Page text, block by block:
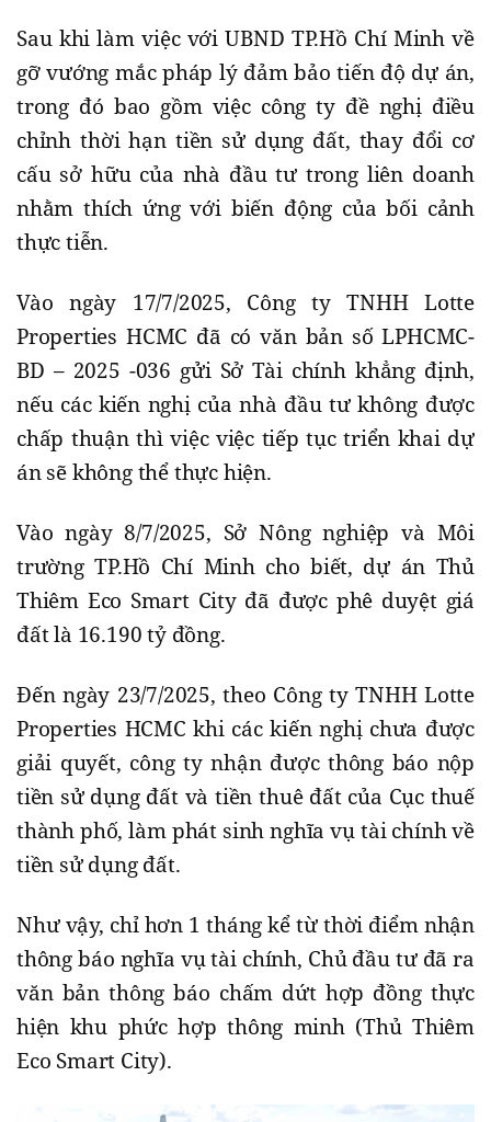
Sau khi làm việc với UBND TP.Hồ Chí Minh về
gỡ vướng mắc pháp lý đảm bảo tiến độ dự án,
trong đó bao gồm việc công ty đề nghị điều
chỉnh thời hạn tiền sử dụng đất, thay đổi cơ
cấu sở hữu của nhà đầu tư trong liên doanh
nhằm thích ứng với biến động của bối cảnh
thực tiễn.
Vào ngày 17/7/2025, Công ty TNHH Lotte
Properties HCMC đã có văn bản số LPHCMC-
BD – 2025 -036 gửi Sở Tài chính khẳng định,
nếu các kiến nghị của nhà đầu tư không được
chấp thuận thì việc việc tiếp tục triển khai dự
án sẽ không thể thực hiện.
Vào ngày 8/7/2025, Sở Nông nghiệp và Môi
trường TP.Hồ Chí Minh cho biết, dự án Thủ
Thiêm Eco Smart City đã được phê duyệt giá
đất là 16.190 tỷ đồng.
Đến ngày 23/7/2025, theo Công ty TNHH Lotte
Properties HCMC khi các kiến nghị chưa được
giải quyết, công ty nhận được thông báo nộp
tiền sử dụng đất và tiền thuê đất của Cục thuế
thành phố, làm phát sinh nghĩa vụ tài chính về
tiền sử dụng đất.
Như vậy, chỉ hơn 1 tháng kể từ thời điểm nhận
thông báo nghĩa vụ tài chính, Chủ đầu tư đã ra
văn bản thông báo chấm dứt hợp đồng thực
hiện khu phức hợp thông minh (Thủ Thiêm
Eco Smart City).